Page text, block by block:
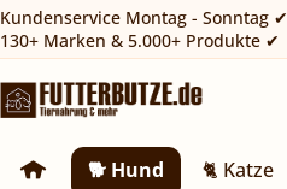
Kundenservice Montag - Sonntag ✔
130+ Marken & 5.000+ Produkte ✔
🐕 Hund 🐈 Katze